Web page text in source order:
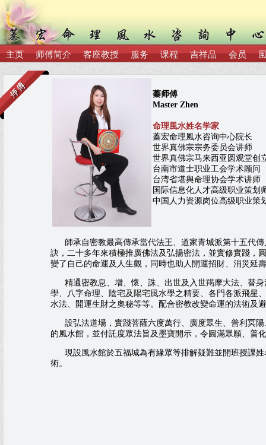
主页 师傅简介 客座教授 服务 课程 吉祥品 会员
蓁师傅
Master Zhen
命理風水姓名学家
蓁宏命理風水咨询中心院长
世界真佛宗宗务委员会讲师
世界真佛宗马来西亚圆观堂创
台南市道士职业工会学术顾问
台湾省堪舆命理协会学术讲师
国际信息化人才高级职业策划
中国人力资源岗位高级职业策
師承自密教最高傳承當代法王、道家青城派第十五代傳
訣，二十多年來積極推廣佛法及弘揚密法，並實修實踐，
變了自己的命運及人生觀，同時也助人開運招財、消災延
精通密教息、增、懷、誅、出世及入世羯摩大法、替身
學、八字命理、陰宅及陽宅風水學之精要、各門各派飛星
水法、開運生財之奧秘等等。配合密教改變命運的法術及
設弘法道場，實踐菩薩六度萬行、廣度眾生、普利冥陽
的風水館，並付託度眾法旨及墨寶開示，令圓滿眾願、普
現設風水館於五福城為有緣眾等排解疑難並開班授課姓
術。